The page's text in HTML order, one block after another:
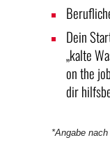
Dein
„kalte
on the
dir
*Angabe